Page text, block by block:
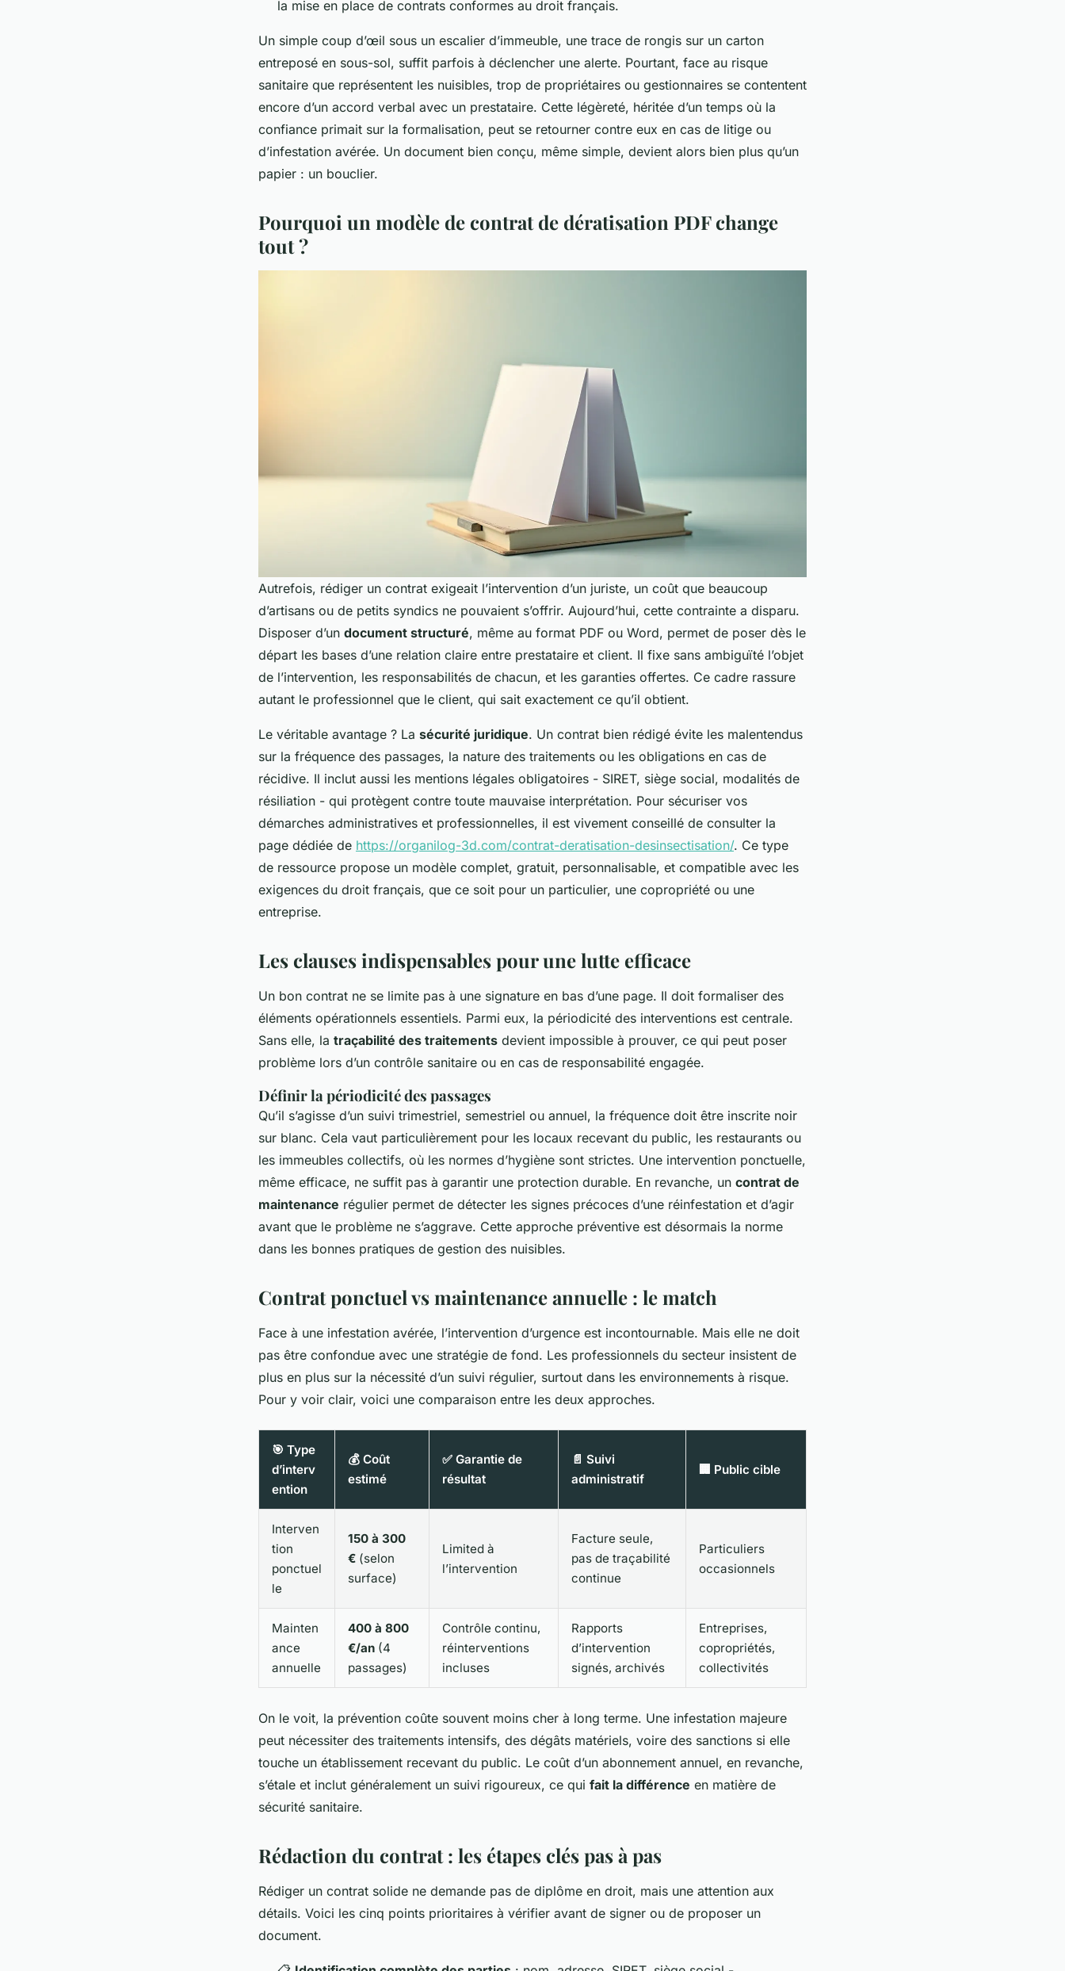
la mise en place de contrats conformes au droit français.
Un simple coup d’œil sous un escalier d’immeuble, une trace de rongis sur un carton
entreposé en sous-sol, suffit parfois à déclencher une alerte. Pourtant, face au risque
sanitaire que représentent les nuisibles, trop de propriétaires ou gestionnaires se contentent
encore d’un accord verbal avec un prestataire. Cette légèreté, héritée d’un temps où la
confiance primait sur la formalisation, peut se retourner contre eux en cas de litige ou
d’infestation avérée. Un document bien conçu, même simple, devient alors bien plus qu’un
papier : un bouclier.
Pourquoi un modèle de contrat de dératisation PDF change
tout ?
Autrefois, rédiger un contrat exigeait l’intervention d’un juriste, un coût que beaucoup
d’artisans ou de petits syndics ne pouvaient s’offrir. Aujourd’hui, cette contrainte a disparu.
Disposer d’un document structuré, même au format PDF ou Word, permet de poser dès le
départ les bases d’une relation claire entre prestataire et client. Il fixe sans ambiguïté l’objet
de l’intervention, les responsabilités de chacun, et les garanties offertes. Ce cadre rassure
autant le professionnel que le client, qui sait exactement ce qu’il obtient.
Le véritable avantage ? La sécurité juridique. Un contrat bien rédigé évite les malentendus
sur la fréquence des passages, la nature des traitements ou les obligations en cas de
récidive. Il inclut aussi les mentions légales obligatoires - SIRET, siège social, modalités de
résiliation - qui protègent contre toute mauvaise interprétation. Pour sécuriser vos
démarches administratives et professionnelles, il est vivement conseillé de consulter la
page dédiée de https://organilog-3d.com/contrat-deratisation-desinsectisation/. Ce type
de ressource propose un modèle complet, gratuit, personnalisable, et compatible avec les
exigences du droit français, que ce soit pour un particulier, une copropriété ou une
entreprise.
Les clauses indispensables pour une lutte efficace
Un bon contrat ne se limite pas à une signature en bas d’une page. Il doit formaliser des
éléments opérationnels essentiels. Parmi eux, la périodicité des interventions est centrale.
Sans elle, la traçabilité des traitements devient impossible à prouver, ce qui peut poser
problème lors d’un contrôle sanitaire ou en cas de responsabilité engagée.
Définir la périodicité des passages
Qu’il s’agisse d’un suivi trimestriel, semestriel ou annuel, la fréquence doit être inscrite noir
sur blanc. Cela vaut particulièrement pour les locaux recevant du public, les restaurants ou
les immeubles collectifs, où les normes d’hygiène sont strictes. Une intervention ponctuelle,
même efficace, ne suffit pas à garantir une protection durable. En revanche, un contrat de
maintenance régulier permet de détecter les signes précoces d’une réinfestation et d’agir
avant que le problème ne s’aggrave. Cette approche préventive est désormais la norme
dans les bonnes pratiques de gestion des nuisibles.
Contrat ponctuel vs maintenance annuelle : le match
Face à une infestation avérée, l’intervention d’urgence est incontournable. Mais elle ne doit
pas être confondue avec une stratégie de fond. Les professionnels du secteur insistent de
plus en plus sur la nécessité d’un suivi régulier, surtout dans les environnements à risque.
Pour y voir clair, voici une comparaison entre les deux approches.
🎯 Type
d’interv
ention
💰 Coût
estimé
✅ Garantie de
résultat
📄 Suivi
administratif
🏢 Public cible
Interven
tion
ponctuel
le
150 à 300
€ (selon
surface)
Limited à
l’intervention
Facture seule,
pas de traçabilité
continue
Particuliers
occasionnels
Mainten
ance
annuelle
400 à 800
€/an (4
passages)
Contrôle continu,
réinterventions
incluses
Rapports
d’intervention
signés, archivés
Entreprises,
copropriétés,
collectivités
On le voit, la prévention coûte souvent moins cher à long terme. Une infestation majeure
peut nécessiter des traitements intensifs, des dégâts matériels, voire des sanctions si elle
touche un établissement recevant du public. Le coût d’un abonnement annuel, en revanche,
s’étale et inclut généralement un suivi rigoureux, ce qui fait la différence en matière de
sécurité sanitaire.
Rédaction du contrat : les étapes clés pas à pas
Rédiger un contrat solide ne demande pas de diplôme en droit, mais une attention aux
détails. Voici les cinq points prioritaires à vérifier avant de signer ou de proposer un
document.